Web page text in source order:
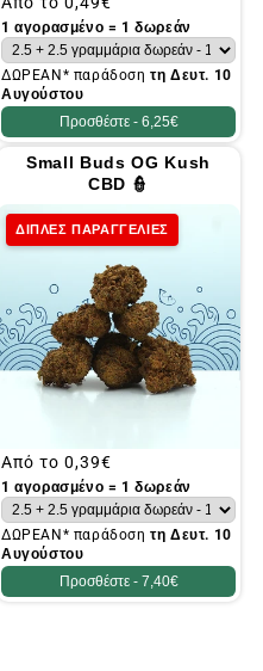
τιμή
1 αγορασμένο = 1 δωρεάν
ΔΩΡΕΑΝ* παράδοσητη Δευτ. 10
Αυγούστου
Προσθέστε - 6,25€
Small Buds OG Kush
CBD 👮
ΔΙΠΛΕΣ ΠΑΡΑΓΓΕΛΙΕΣ
Συνήθης
τιμή
Από το 0,39€
1 αγορασμένο = 1 δωρεάν
ΔΩΡΕΑΝ* παράδοσητη Δευτ. 10
Αυγούστου
Προσθέστε - 7,40€